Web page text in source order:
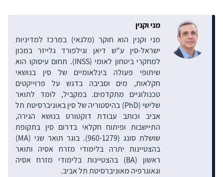
מני וקנין
מני וקנין הוא חוקר (מלגאי) במרכז למדיניות
ישראל-סין ע"ש דיאן וגילפורד גלייזר במכון
למחקרי ביטחון לאומי (INSS). תחום עיסוקו הוא
שיתופי פעולה בינלאומיים של סין בנושאי
חקלאות, מים וסביבה בדגש על פרוייקטים
טכנולוגיים מתקדמים. במקביל, לומד לתואר
שלישי (PhD) בהיסטוריה של סין באוניברסיטת תל
אביב וכותב עבודת דוקטורט בנושא הגירה,
התיישבות ופיתוח חקלאי בדרום סין בתקופת
שושלת סונג (960-1279). בוגר תואר שני (MA)
בהצטיינות יתרה בלימודי מזרח אסיה ותואר
ראשון (BA) בהצטיינות בלימודי מזרח אסיה
וגאוגרפיה מאוניברסיטת תל אביב.